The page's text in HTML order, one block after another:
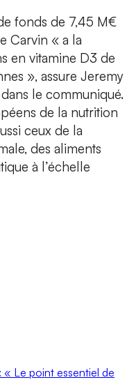
fonds de 7,45 M€
Carvin « a la
en vitamine D3 de
», assure Jeremy
le communiqué.
de la nutrition
ceux de la
des aliments
à l’échelle
« Le point essentiel de